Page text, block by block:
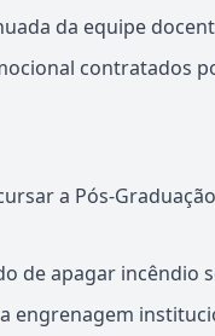
da equipe
contratados
a Pós-
de apagar incêndio
engrenagem